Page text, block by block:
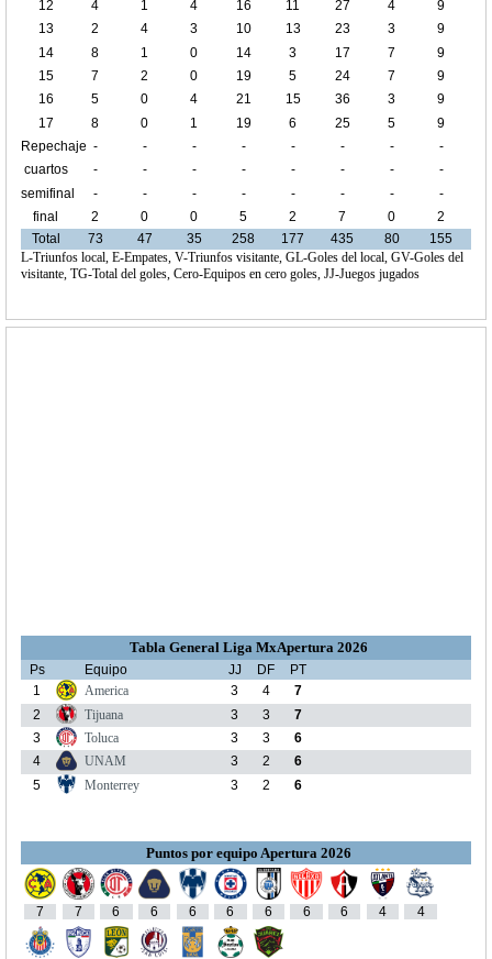
12
4 1 4 16 11 27 4
9
13
2 4 3 10 13 23 3
9
14
8 1 0 14 3 17 7
9
15
7 2 0 19 5 24 7
9
16
5 0 4 21 15 36 3
9
17
8 0 1 19 6 25 5
9
Repechaje - - - - - - -
-
cuartos
de final
- - - - - - -
-
semifinal
- - - - - - -
-
final
2 0 0 5 2 7 0
2
Total
73 47 35 258 177 435 80
155
L-Triunfos local, E-Empates, V-Triunfos visitante, GL-Goles del local, GV-Goles del
visitante, TG-Total del goles, Cero-Equipos en cero goles, JJ-Juegos jugados
Tabla General Liga MxApertura 2026
Ps Equipo JJ DF
PT
1
America 3 4
7
2
Tijuana 3 3
7
3
Toluca 3 3
6
4
UNAM 3 2
6
5
Monterrey 3 2 6
Puntos por equipo Apertura 2026
7 7 6 6 6 6 6 6 6 4 4